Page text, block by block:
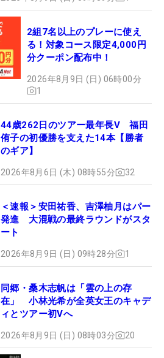
2組7名以上のプレーに使え
る！対象コース限定4,000円
分クーポン配布中！
2026年8月9日 (日) 06時00分
1
44歳262日のツアー最年長V 福田
侑子の初優勝を支えた14本【勝者
のギア】
2026年8月6日 (木) 08時55分 32
＜速報＞安田祐香、吉澤柚月はパー
発進 大混戦の最終ラウンドがスタ
ート
2026年8月9日 (日) 09時28分 1
同郷・桑木志帆は「雲の上の存
在」 小林光希が全英女王のキャデ
ィとツアー初Vへ
2026年8月9日 (日) 08時03分 20